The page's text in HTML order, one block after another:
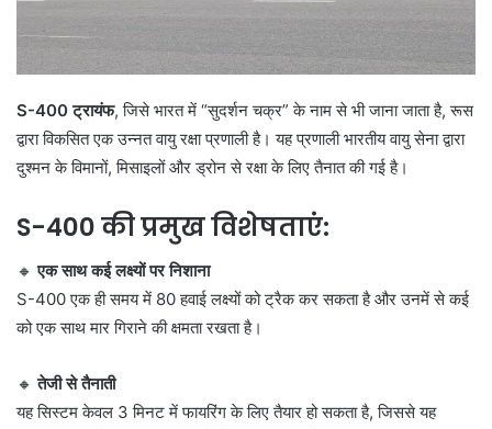
S-400 ट्रायंफ, जिसे भारत में “सुदर्शन चक्र” के नाम से भी जाना जाता है, रूस
द्वारा विकसित एक उन्नत वायु रक्षा प्रणाली है। यह प्रणाली भारतीय वायु सेना द्वारा
दुश्मन के विमानों, मिसाइलों और ड्रोन से रक्षा के लिए तैनात की गई है।
S-400 की प्रमुख विशेषताएं:
🔸एक साथ कई लक्ष्यों पर निशाना
S-400 एक ही समय में 80 हवाई लक्ष्यों को ट्रैक कर सकता है और उनमें से कई
को एक साथ मार गिराने की क्षमता रखता है।
🔸तेजी से तैनाती
यह सिस्टम केवल 3 मिनट में फायरिंग के लिए तैयार हो सकता है, जिससे यह